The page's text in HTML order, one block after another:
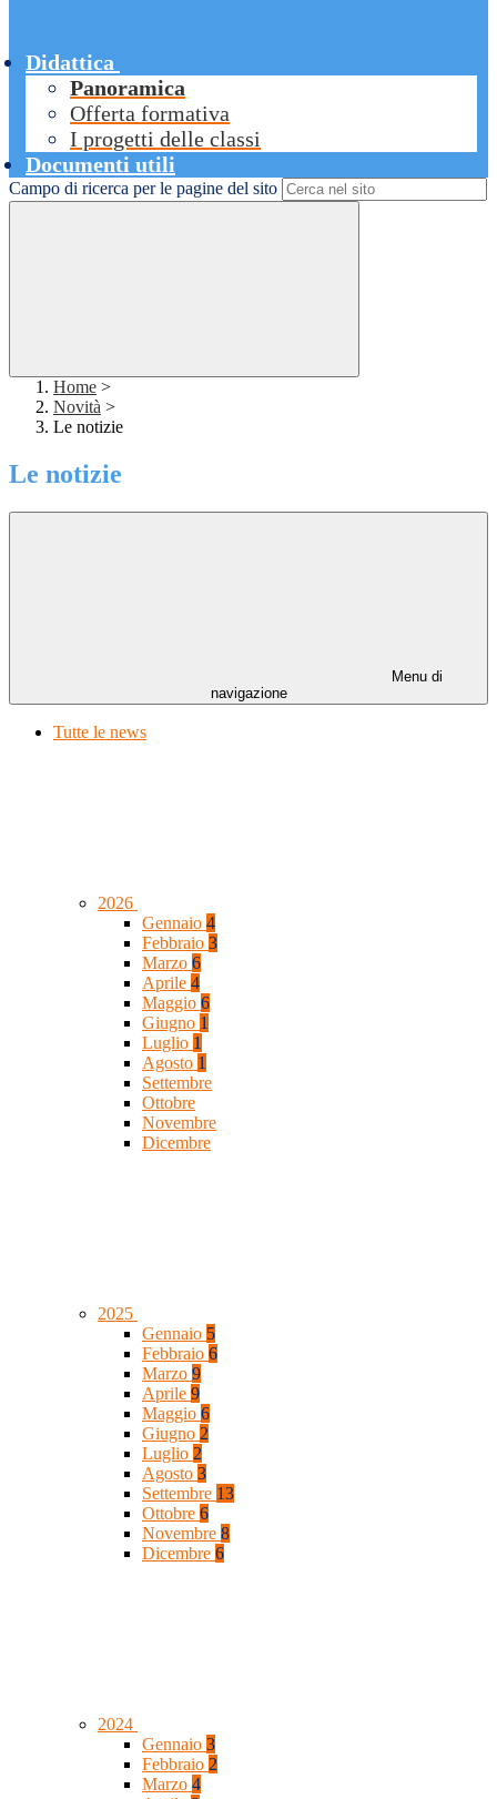
Didattica
Panoramica
Offerta formativa
I progetti delle classi
Documenti utili
Campo di ricerca per le pagine del sito
Home >
Novità >
Le notizie
Le notizie
Menu di
navigazione
Tutte le news
2026
Gennaio 4
Febbraio 3
Marzo 6
Aprile 4
Maggio 6
Giugno 1
Luglio 1
Agosto 1
Settembre
Ottobre
Novembre
Dicembre
2025
Gennaio 5
Febbraio 6
Marzo 9
Aprile 9
Maggio 6
Giugno 2
Luglio 2
Agosto 3
Settembre 13
Ottobre 6
Novembre 8
Dicembre 6
2024
Gennaio 3
Febbraio 2
Marzo 4